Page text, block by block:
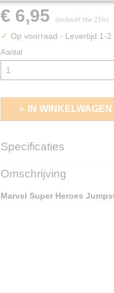
€ 6,95 (inclusief btw 21%)
✓ Op voorraad - Levertijd 1-2
Aantal
IN WINKELWAGEN
Specificaties
EAN code
Omschrijving
Marvel Super Heroes